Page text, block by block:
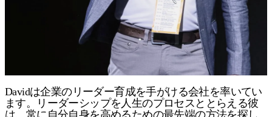
Davidは企業のリーダー育成を手がける会社を率いてい
ます。リーダーシップを人生のプロセスととらえる彼
は、常に自分自身を高めるための最先端の方法を探し